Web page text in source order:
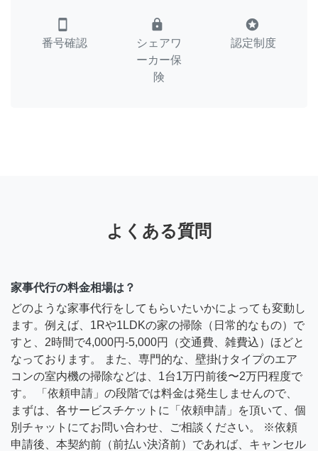
smartphone
番号確認
lock
シェアワ
ーカー保
険
stars
認定制度
よくある質問
家事代行の料金相場は？
どのような家事代行をしてもらいたいかによっても変動し
ます。例えば、1Rや1LDKの家の掃除（日常的なもの）で
すと、2時間で4,000円-5,000円（交通費、雑費込）ほどと
なっております。 また、専門的な、壁掛けタイプのエア
コンの室内機の掃除などは、1台1万円前後〜2万円程度で
す。 「依頼申請」の段階では料金は発生しませんので、
まずは、各サービスチケットに「依頼申請」を頂いて、個
別チャットにてお問い合わせ、ご相談ください。 ※依頼
申請後、本契約前（前払い決済前）であれば、キャンセル